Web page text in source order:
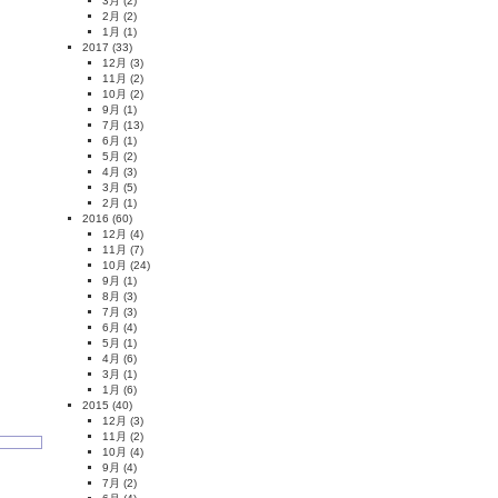
2月 (2)
1月 (1)
2017 (33)
12月 (3)
11月 (2)
10月 (2)
9月 (1)
7月 (13)
6月 (1)
5月 (2)
4月 (3)
3月 (5)
2月 (1)
2016 (60)
12月 (4)
11月 (7)
10月 (24)
9月 (1)
8月 (3)
7月 (3)
6月 (4)
5月 (1)
4月 (6)
3月 (1)
1月 (6)
2015 (40)
12月 (3)
11月 (2)
10月 (4)
9月 (4)
7月 (2)